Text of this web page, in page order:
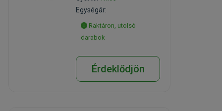
Egységár:
Raktáron, utolsó
darabok
Érdeklődjön